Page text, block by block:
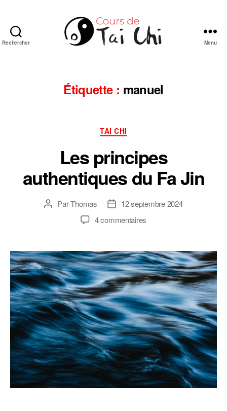
Rechercher
Chi
Chuan
Yang
en
ligne
Menu
Étiquette : manuel
Catégories
TAI CHI
Les principes
authentiques du Fa Jin
Auteur
ParThomas
Date
l’article
12 septembre 2024
4 commentaires
authentiques
du
Fa
Jin